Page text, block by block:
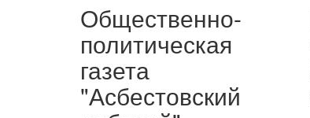
Общественно-
политическая
газета
"Асбестовский